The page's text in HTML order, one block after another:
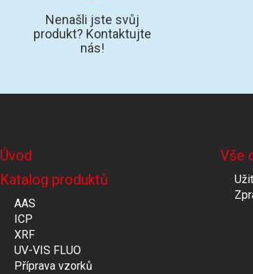
Nenašli jste svůj
produkt? Kontaktujte
nás!
Úvod
Katalog produktů
AAS
ICP
XRF
UV-VIS FLUO
Příprava vzorků
Vše